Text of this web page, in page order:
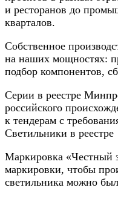
и ресторанов до
кварталов.
Собственное
на наших мощностях:
подбор компонентов,
Серии в реестре
российского
к тендерам с
Светильники в реестре
Маркировка «Честный
маркировки, чтобы
светильника можно